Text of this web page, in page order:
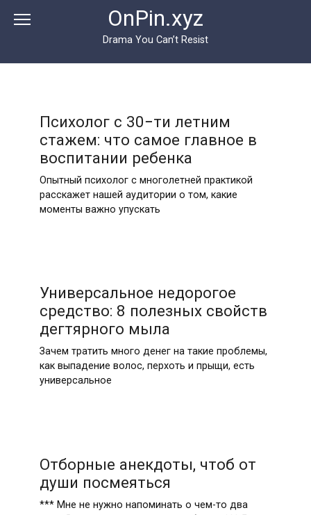
OnPin.xyz
Drama You Can’t Resist
Психолог с 30−ти летним
стажем: что самое главное в
воспитании ребенка
Опытный психолог с многолетней практикой
расскажет нашей аудитории о том, какие
моменты важно упускать
Универсальное недорогое
средство: 8 полезных свойств
дегтярного мыла
Зачем тратить много денег на такие проблемы,
как выпадение волос, перхоть и прыщи, есть
универсальное
Отборные анекдоты, чтоб от
души посмеяться
*** Мне не нужно напоминать о чем-то два